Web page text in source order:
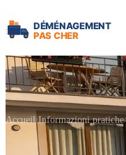
Accueil Informazioni pratiche